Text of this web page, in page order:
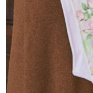
3.完整用戶服務條款，請
１．透過由恩沛科技股
易，需依本服務之必要
權轉讓予恩沛科技股份
２．關於個人資料處理
https://aftee.tw/terms/
３．未成年的使用者請
7-11取貨付款
每筆NT$60，滿
7-11純取貨
每筆NT$60，滿